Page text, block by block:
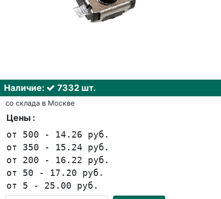
Наличие: 7332 шт.
со склада в Москве
Цены :
от 500 - 14.26 руб.
от 350 - 15.24 руб.
от 200 - 16.22 руб.
от 50 - 17.20 руб.
от 5 - 25.00 руб.